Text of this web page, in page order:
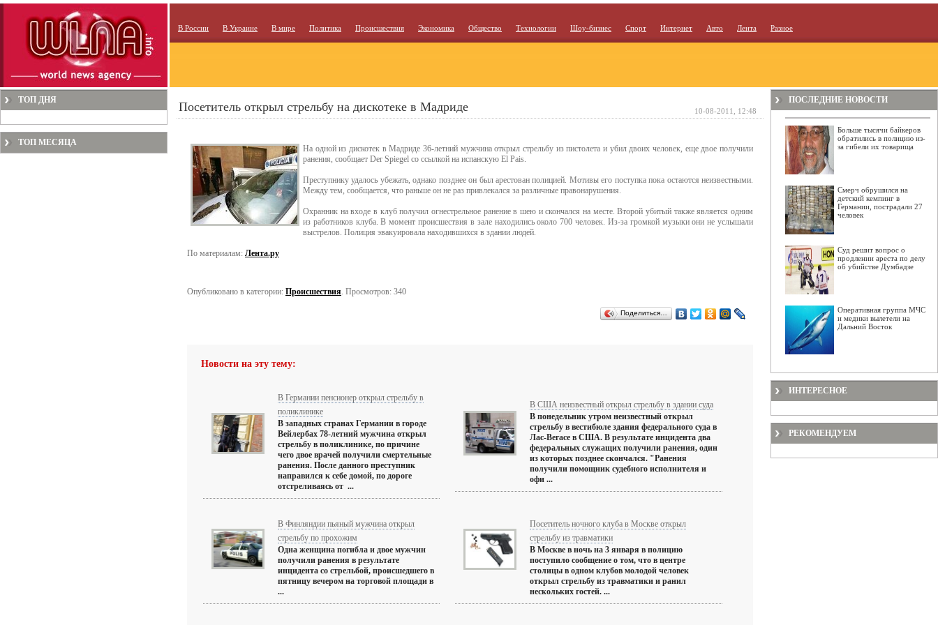
В России В Украине В мире Политика Происшествия Экономика Общество Технологии Шоу-бизнес Спорт Интернет Авто Лента Разное
ТОП ДНЯ
ТОП МЕСЯЦА
Посетитель открыл стрельбу на дискотеке в Мадриде
На одной из дискотек в Мадриде 36-летний мужчина открыл стрельбу из пистолета и убил двоих человек, еще двое получили
ранения, сообщает Der Spiegel со ссылкой на испанскую El Pais.
Преступнику удалось убежать, однако позднее он был арестован полицией. Мотивы его поступка пока остаются неизвестными.
Между тем, сообщается, что раньше он не раз привлекался за различные правонарушения.
Охранник на входе в клуб получил огнестрельное ранение в шею и скончался на месте. Второй убитый также является одним
из работников клуба. В момент происшествия в зале находились около 700 человек. Из-за громкой музыки они не услышали
выстрелов. Полиция эвакуировала находившихся в здании людей.
По материалам: Лента.ру
Опубликовано в категории: Происшествия. Просмотров: 340
Поделиться…
Новости на эту тему:
В Германии пенсионер открыл стрельбу в
поликлинике
В западных странах Германии в городе
Вейлербах 78-летний мужчина открыл
стрельбу в поликлинике, по причине
чего двое врачей получили смертельные
ранения. После данного преступник
направился к себе домой, по дороге
отстреливаясь от ...
В США неизвестный открыл стрельбу в здании суда
В понедельник утром неизвестный открыл
стрельбу в вестибюле здания федерального суда в
Лас-Вегасе в США. В результате инцидента два
федеральных служащих получили ранения, один
из которых позднее скончался. "Ранения
получили помощник судебного исполнителя и
офи ...
В Финляндии пьяный мужчина открыл
стрельбу по прохожим
Одна женщина погибла и двое мужчин
получили ранения в результате
инцидента со стрельбой, происшедшего в
пятницу вечером на торговой площади в
...
Посетитель ночного клуба в Москве открыл
стрельбу из травматики
В Москве в ночь на 3 января в полицию
поступило сообщение о том, что в центре
столицы в одном клубов молодой человек
открыл стрельбу из травматики и ранил
нескольких гостей. ...
10-08-2011, 12:48
ПОСЛЕДНИЕ НОВОСТИ
Больше тысячи байкеров
обратились в полицию из-
за гибели их товарища
Смерч обрушился на
детский кемпинг в
Германии, пострадали 27
человек
Суд решит вопрос о
продлении ареста по делу
об убийстве Думбадзе
Оперативная группа МЧС
и медики вылетели на
Дальний Восток
ИНТЕРЕСНОЕ
РЕКОМЕНДУЕМ